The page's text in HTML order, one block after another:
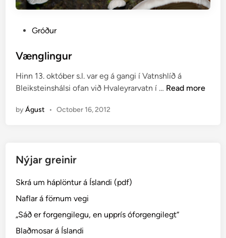
s
e
d
n
Gróður
Vænglingur
Hinn 13. október s.l. var eg á gangi í Vatnshlíð á
Bleiksteinshálsi ofan við Hvaleyrarvatn í … V
Read more
byÁgust • October 16, 2012
Nýjar greinir
Skrá um háplöntur á Íslandi (pdf)
Naflar á förnum vegi
„Sáð er forgengilegu, en upprís óforgengilegt“
Blaðmosar á Íslandi